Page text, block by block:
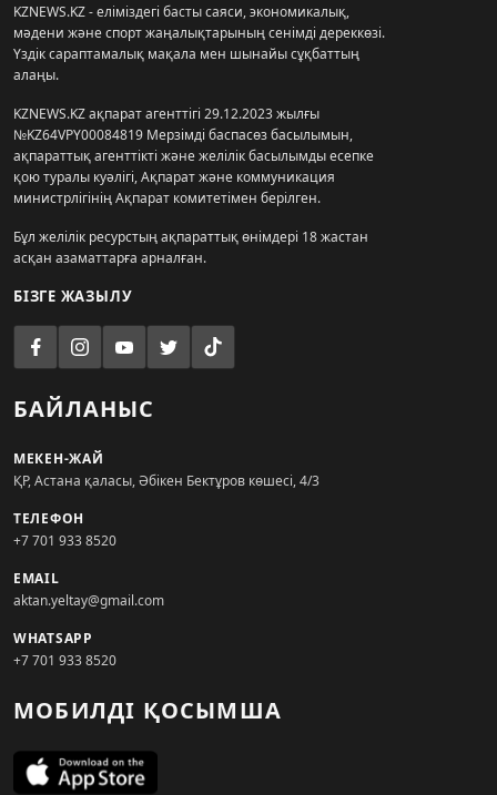
KZNEWS.KZ - еліміздегі басты саяси, экономикалық,
мәдени және спорт жаңалықтарының сенімді дереккөзі.
Үздік сараптамалық мақала мен шынайы сұқбаттың
алаңы.
KZNEWS.KZ ақпарат агенттігі 29.12.2023 жылғы
№KZ64VPY00084819 Мерзімді баспасөз басылымын,
ақпараттық агенттікті және желілік басылымды есепке
қою туралы куәлігі, Ақпарат және коммуникация
министрлігінің Ақпарат комитетімен берілген.
Бұл желілік ресурстың ақпараттық өнімдері 18 жастан
асқан азаматтарға арналған.
БІЗГЕ ЖАЗЫЛУ
БАЙЛАНЫС
МЕКЕН-ЖАЙ
ҚР, Астана қаласы, Әбікен Бектұров көшесі, 4/3
ТЕЛЕФОН
+7 701 933 8520
EMAIL
aktan.yeltay@gmail.com
WHATSAPP
+7 701 933 8520
МОБИЛДІ ҚОСЫМША